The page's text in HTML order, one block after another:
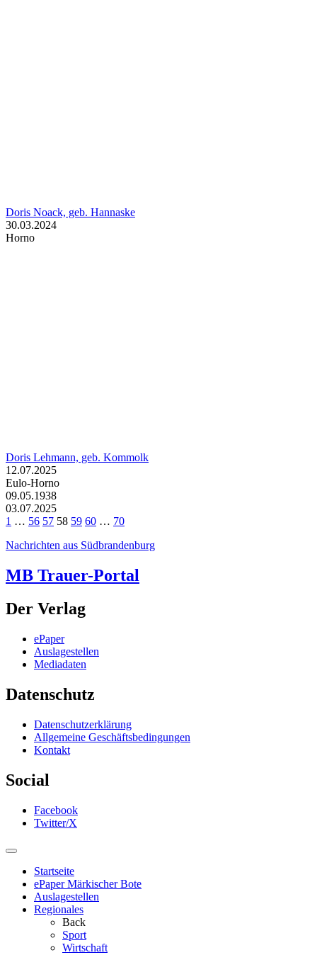
Doris Noack, geb. Hannaske
30.03.2024
Horno
Doris Lehmann, geb. Kommolk
12.07.2025
Eulo-Horno
09.05.1938
03.07.2025
1 … 56 57 58 59 60 … 70
Nachrichten aus Südbrandenburg
MB Trauer-Portal
Der Verlag
ePaper
Auslagestellen
Mediadaten
Datenschutz
Datenschutzerklärung
Allgemeine Geschäftsbedingungen
Kontakt
Social
Facebook
Twitter/X
Startseite
ePaper Märkischer Bote
Auslagestellen
Regionales
Back
Sport
Wirtschaft